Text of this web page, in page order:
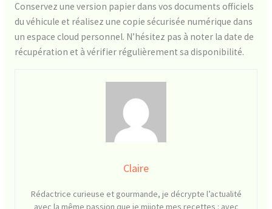
Conservez une version papier dans vos documents officiels
du véhicule et réalisez une copie sécurisée numérique dans
un espace cloud personnel. N’hésitez pas à noter la date de
récupération et à vérifier régulièrement sa disponibilité.
Claire
Rédactrice curieuse et gourmande, je décrypte l’actualité
avec la même passion que je mijote mes recettes : avec